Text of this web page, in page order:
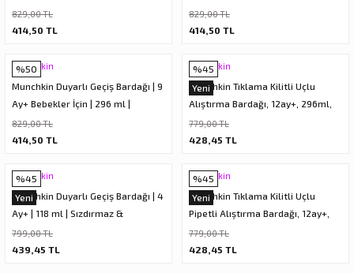
Sızdırmaz & Kolay Tutulan
Tasarım | Yeşil
414,50 TL
829,00 TL
Sızdırmaz & Kolay Tutulan
Tasarım | Mor
414,50 TL
829,00 TL
%50
Munchkin
Munchkin Duyarlı Geçiş Bardağı | 9
Ay+ Bebekler İçin | 296 ml |
Sızdırmaz & Kolay Tutulan
Tasarım | Pembe
414,50 TL
829,00 TL
%45
Yeni
Munchkin
Munchkin Tıklama Kilitli Uçlu
Alıştırma Bardağı, 12ay+, 296ml,
Turuncu, 1 Adet
428,45 TL
779,00 TL
%45
Yeni
Munchkin
Munchkin Duyarlı Geçiş Bardağı | 4
Ay+ | 118 ml | Sızdırmaz &
Ergonomik Kulplu | Mor
439,45 TL
799,00 TL
%45
Yeni
Munchkin
Munchkin Tıklama Kilitli Uçlu
Pipetli Alıştırma Bardağı, 12ay+,
296ml, Mavi, 1 Adet
428,45 TL
779,00 TL